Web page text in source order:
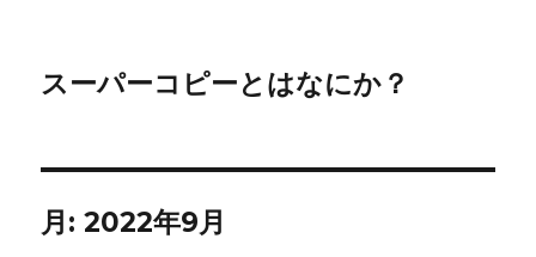
スーパーコピーとはなにか？
月:2022年9月